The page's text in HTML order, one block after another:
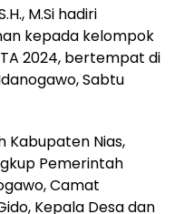
M.Si hadiri
kepada kelompok
2024, bertempat di
Sabtu
Kabupaten Nias,
Pemerintah
Camat
Kepala Desa dan